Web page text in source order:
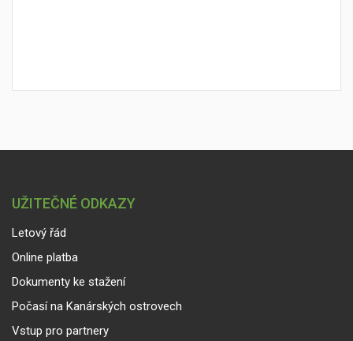
UŽITEČNÉ ODKAZY
Letový řád
Online platba
Dokumenty ke stažení
Počasí na Kanárských ostrovech
Vstup pro partnery